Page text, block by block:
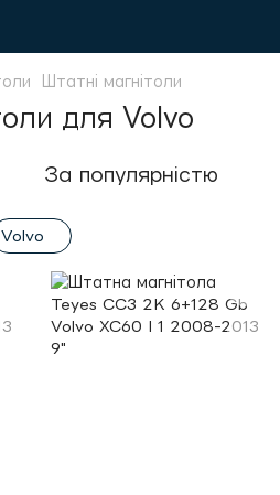
Штатні магнітоли
для Volvo
За популярністю
Volvo